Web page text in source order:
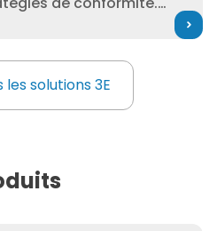
réglementaire de classe
de travail de vos
solutions 3E
Voir toutes les solutions 3E